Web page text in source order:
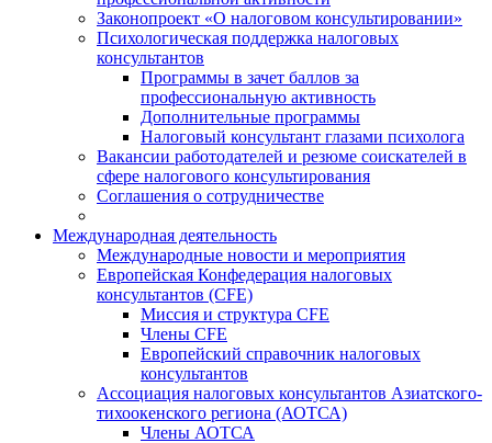
Законопроект «О налоговом консультировании»
Психологическая поддержка налоговых
консультантов
Программы в зачет баллов за
профессиональную активность
Дополнительные программы
Налоговый консультант глазами психолога
Вакансии работодателей и резюме соискателей в
сфере налогового консультирования
Соглашения о сотрудничестве
Международная деятельность
Международные новости и мероприятия
Европейская Конфедерация налоговых
консультантов (CFE)
Миссия и структура CFE
Члены CFE
Европейский справочник налоговых
консультантов
Ассоциация налоговых консультантов Азиатского-
тихоокенского региона (АОТСА)
Члены АОТСА